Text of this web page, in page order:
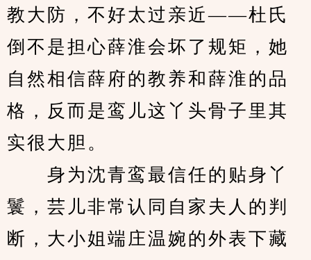
教大防，不好太过亲近——杜氏
倒不是担心薛淮会坏了规矩，她
自然相信薛府的教养和薛淮的品
格，反而是鸾儿这丫头骨子里其
实很大胆。
身为沈青鸾最信任的贴身丫
鬟，芸儿非常认同自家夫人的判
断，大小姐端庄温婉的外表下藏